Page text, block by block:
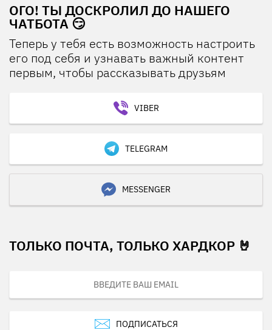
ОГО! ТЫ ДОСКРОЛИЛ ДО НАШЕГО
ЧАТБОТА 😏
Теперь у тебя есть возможность настроить
его под себя и узнавать важный контент
первым, чтобы рассказывать друзьям
VIBER
TELEGRAM
MESSENGER
ТОЛЬКО ПОЧТА, ТОЛЬКО ХАРДКОР 🤘
ПОДПИСАТЬСЯ